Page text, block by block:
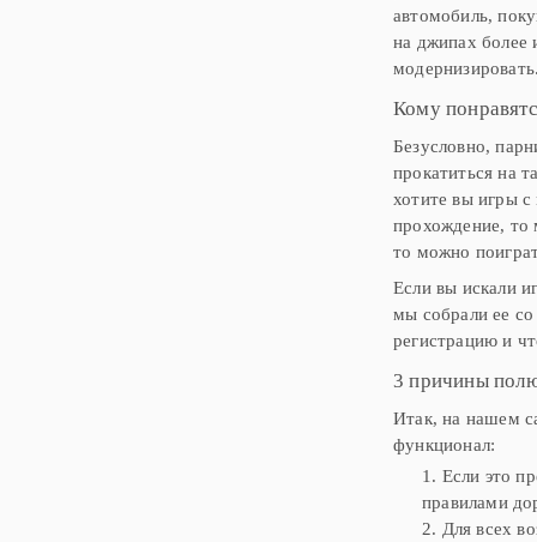
автомобиль,
на джипах более
Кому
Безусловно,
прокатиться на
хотите вы игры
прохождение, то
то можно
Если вы искали
мы собрали ее со
регистрацию и
3 причины
Итак, на нашем
функционал:
1. Если это
правилами
2. Для всех